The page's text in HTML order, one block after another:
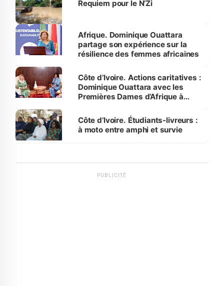
Requiem pour le N’Zi
Afrique. Dominique Ouattara
partage son expérience sur la
résilience des femmes africaines
Côte d’Ivoire. Actions caritatives :
Dominique Ouattara avec les
Premières Dames d’Afrique à
Côte d’Ivoire. Étudiants-livreurs :
à moto entre amphi et survie
PUBLICITÉ